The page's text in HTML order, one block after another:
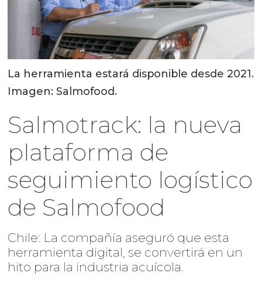
La herramienta estará disponible desde 2021.
Imagen: Salmofood.
Salmotrack: la nueva
plataforma de
seguimiento logístico
de Salmofood
Chile: La compañía aseguró que esta
herramienta digital, se convertirá en un
hito para la industria acuícola.